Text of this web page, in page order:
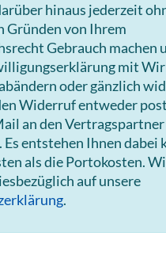
hinaus jederzeit
Gründen von Ihrem
Gebrauch machen
mit
oder gänzlich
Widerruf entweder
an den Vertragspartner
entstehen Ihnen dabei
als die Portokosten.
auf unsere
.